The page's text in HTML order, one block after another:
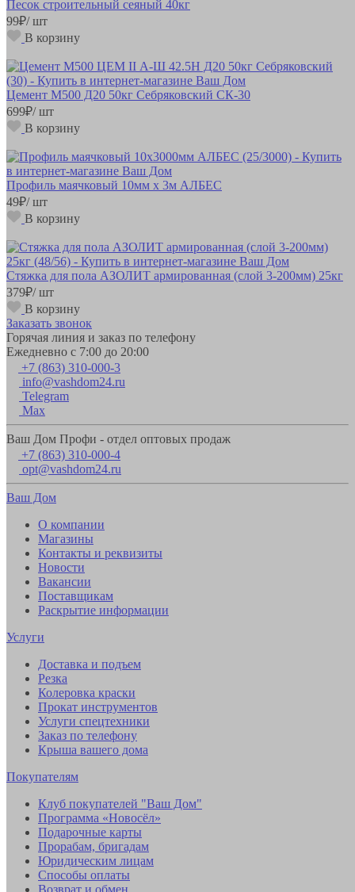
Песок строительный сеяный 40кг
99₽/ шт
В корзину
Цемент М500 Д20 50кг Себряковский СК-30
699₽/ шт
В корзину
Профиль маячковый 10мм х 3м АЛБЕС
49₽/ шт
В корзину
Стяжка для пола АЗОЛИТ армированная (слой 3-200мм) 25кг
379₽/ шт
В корзину
Заказать звонок
Горячая линия и заказ по телефону
Ежедневно с 7:00 до 20:00
+7 (863) 310-000-3
info@vashdom24.ru
Telegram
Max
Ваш Дом Профи - отдел оптовых продаж
+7 (863) 310-000-4
opt@vashdom24.ru
Ваш Дом
О компании
Магазины
Контакты и реквизиты
Новости
Вакансии
Поставщикам
Раскрытие информации
Услуги
Доставка и подъем
Резка
Колеровка краски
Прокат инструментов
Услуги спецтехники
Заказ по телефону
Крыша вашего дома
Покупателям
Клуб покупателей "Ваш Дом"
Программа «Новосёл»
Подарочные карты
Прорабам, бригадам
Юридическим лицам
Способы оплаты
Возврат и обмен